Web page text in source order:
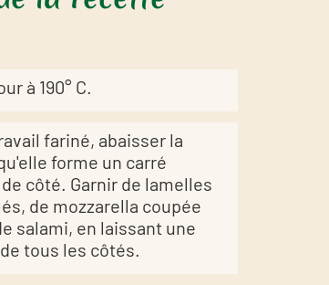
à 190° C.
fariné, abaisser la
forme un carré
de côté. Garnir de lamelles
de mozzarella coupée
salami, en laissant une
tous les côtés.